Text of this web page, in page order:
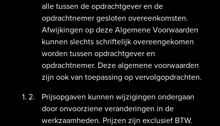
alle tussen de opdrachtgever en de
opdrachtnemer gesloten overeenkomsten.
Afwijkingen op deze Algemene Voorwaarden
kunnen slechts schriftelijk overeengekomen
worden tussen opdrachtgever en
opdrachtnemer. Deze algemene voorwaarden
zijn ook van toepassing op vervolgopdrachten.
Prijsopgaven kunnen wijzigingen ondergaan
door onvoorziene veranderingen in de
werkzaamheden. Prijzen zijn exclusief BTW.